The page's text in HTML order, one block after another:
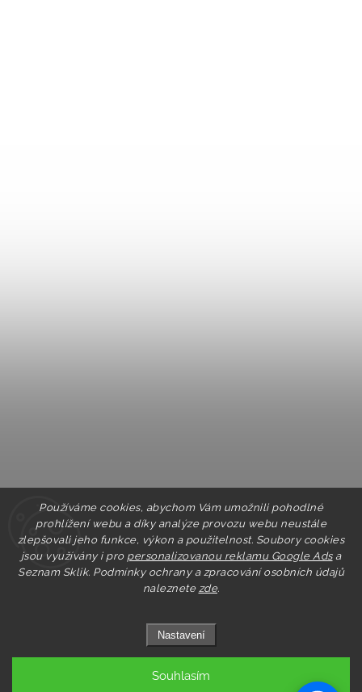
Používáme cookies, abychom Vám umožnili pohodlné
prohlížení webu a díky analýze provozu webu neustále
zlepšovali jeho funkce, výkon a použitelnost. Soubory cookies
jsou využívány i pro personalizovanou reklamu Google Adsa
Seznam Sklik. Podmínky ochrany a zpracování osobních údajů
naleznete zde.
Nastavení
Souhlasím